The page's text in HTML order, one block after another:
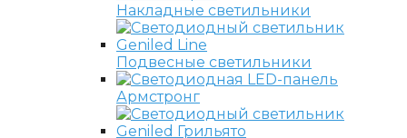
Накладные светильники
Подвесные светильники
Армстронг